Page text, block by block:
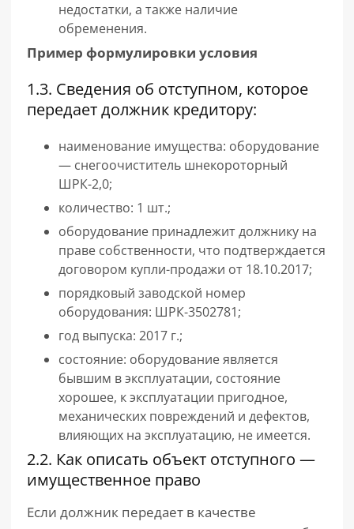
недостатки, а также наличие
обременения.
Пример формулировки условия
1.3. Сведения об отступном, которое
передает должник кредитору:
наименование имущества: оборудование
— снегоочиститель шнекороторный
ШРК-2,0;
количество: 1 шт.;
оборудование принадлежит должнику на
праве собственности, что подтверждается
договором купли-продажи от 18.10.2017;
порядковый заводской номер
оборудования: ШРК-3502781;
год выпуска: 2017 г.;
состояние: оборудование является
бывшим в эксплуатации, состояние
хорошее, к эксплуатации пригодное,
механических повреждений и дефектов,
влияющих на эксплуатацию, не имеется.
2.2. Как описать объект отступного —
имущественное право
Если должник передает в качестве